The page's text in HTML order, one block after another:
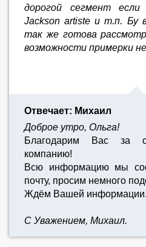
дорогой сегмент
Jackson artiste и т.п. Бу
так же готова
возможности примерки
Отвечает: Михаил
Доброе утро, Ольга!
Благодарим Вас за
компанию!
Всю информацию мы
почту, просим немного
Ждём Вашей информации.
С Уважением, Михаил.